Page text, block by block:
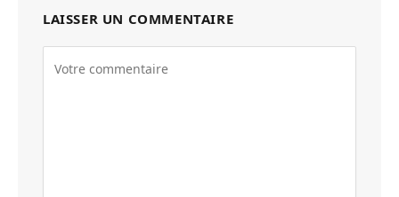
LAISSER UN COMMENTAIRE